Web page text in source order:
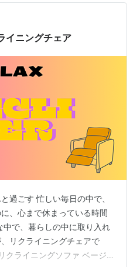
いうか。 主婦だったら仕方
きたのかゆっくり休めたの
始まって仕事に行き、１週
イニングチェア
過ごす 忙しい毎日の中で、
、心まで休まっている時間
で、暮らしの中に取り入れ
リクライニングチェアで
クライニングソファ ベージ